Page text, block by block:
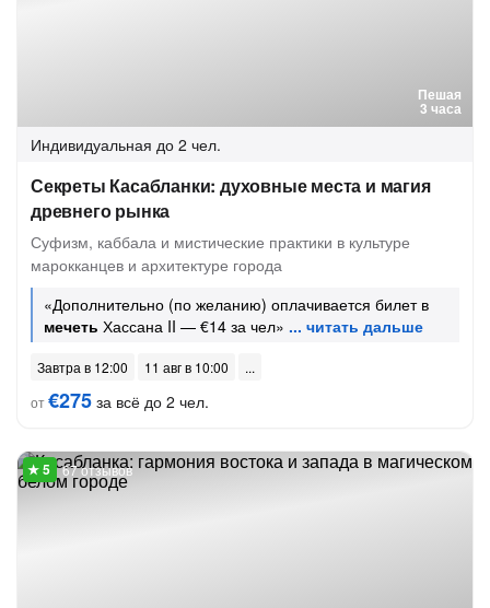
Пешая
3 часа
Индивидуальная до 2 чел.
Секреты Касабланки: духовные места и магия
древнего рынка
Суфизм, каббала и мистические практики в культуре
марокканцев и архитектуре города
«Дополнительно (по желанию) оплачивается билет в
мечеть Хассана II — €14 за чел»
Завтра в 12:00
11 авг в 10:00
от€275 за всё до 2 чел.
67 отзывов